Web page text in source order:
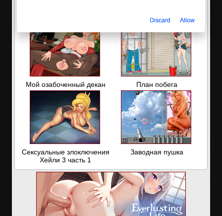
империи
Мой озабоченный декан План побега
Сексуальные злоключения
Хейли 3 часть 1
Заводная пушка
Discard Allow